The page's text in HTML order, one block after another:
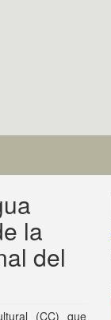
la
del
(CC) que